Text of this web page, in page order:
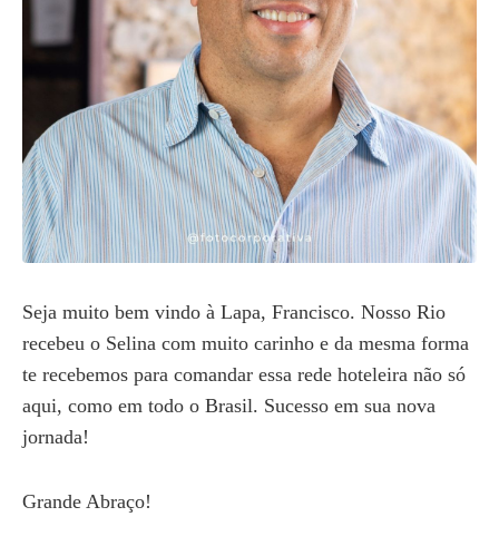
Seja muito bem vindo à Lapa, Francisco. Nosso Rio
recebeu o Selina com muito carinho e da mesma forma
te recebemos para comandar essa rede hoteleira não só
aqui, como em todo o Brasil. Sucesso em sua nova
jornada!
Grande Abraço!